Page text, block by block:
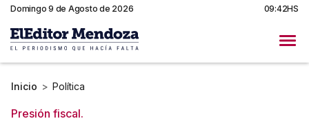
Domingo 9 de Agosto de 2026 09:42HS
Inicio > Política
Presión fiscal.